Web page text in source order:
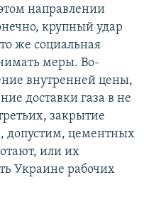
направлении
крупный удар
же социальная
меры. Во-
внутренней цены,
доставки газа в не
закрытие
допустим, цементных
или их
Украине рабочих